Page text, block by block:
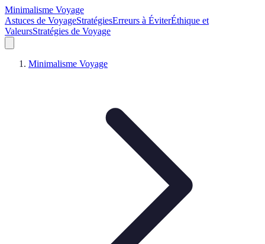
Minimalisme Voyage
Astuces de VoyageStratégiesErreurs à ÉviterÉthique et
ValeursStratégies de Voyage
Minimalisme Voyage